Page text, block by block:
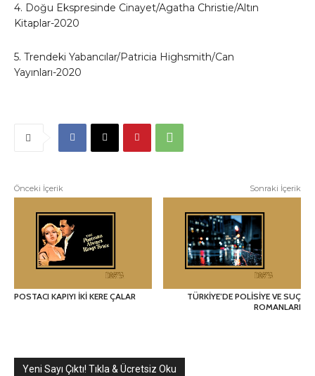
4. Doğu Ekspresinde Cinayet/Agatha Christie/Altın
Kitaplar-2020
5. Trendeki Yabancılar/Patricia Highsmith/Can
Yayınları-2020
Önceki İçerik
POSTACI KAPIYI İKİ KERE ÇALAR
Sonraki İçerik
TÜRKİYE’DE POLİSİYE VE SUÇ
ROMANLARI
Yeni Sayı Çıktı! Tıkla & Ücretsiz Oku